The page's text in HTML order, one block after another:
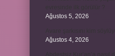
Ağustos 5, 2026
Ağustos 4, 2026